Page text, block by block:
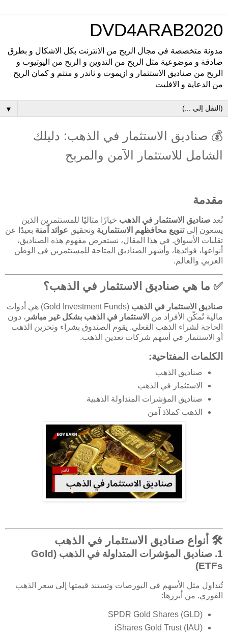
DVD4ARAB2020
مدونة متخصصة في مجال الربح من الانترنت بكل الاشكال و بطرق
صادقة و موضوعية مثل الربح من التدوين و الربح من اليوتيوب و
الربح من صناديق الاستثمار و ازيموت و ثاندر و منثم و كمان الربح
من الدعاية و الافليت
▼
💰 صناديق الاستثمار في الذهب: دليلك
الشامل للاستثمار الآمن والمربح
مقدمة
تُعد صناديق الاستثمار في الذهب خيارًا مثاليًا للمستثمرين الذين
يسعون إلىتنويع محافظهم الاستثمارية وتحقيق عوائد آمنة بعيدًا عن
تقلبات الأسواق. في هذا المقال، نستعرض مفهوم هذه الصناديق،
أنواعها، فوائدها، وأشهر الصناديق المتاحة للمستثمرين في الوطن
العربي والعالم.
✅ ما هي صناديق الاستثمار في الذهب؟
صناديق الاستثمار في الذهب
(Gold Investment Funds) هي أدوات
مالية تُمكّن الأفراد من الاستثمار في الذهب بشكل غير مباشر ، دون
الحاجة لشراء الذهب الفعلي. يقوم الصندوق بشراء وتخزين الذهب
أو الاستثمار في أسهم شركات تعدين الذهب.
الكلمات المفتاحية:
صناديق الذهب
الاستثمار في الذهب
صناديق المؤشرات المتداولة الذهبية
الذهب كملاذ آمن
🛠️ أنواع صناديق الاستثمار في الذهب
1.
صناديق المؤشرات المتداولة في الذهب (Gold
ETFs)
تُتداول مثل الأسهم في البورصات وتستند قيمتها إلى سعر الذهب
الفوري. من أبرزها:
SPDR Gold Shares (GLD)
iShares Gold Trust (IAU)